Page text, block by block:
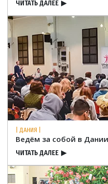
ЧИТАТЬ ДАЛЕЕ ▶
| ДАНИЯ |
Ведём за собой в Дании
ЧИТАТЬ ДАЛЕЕ ▶